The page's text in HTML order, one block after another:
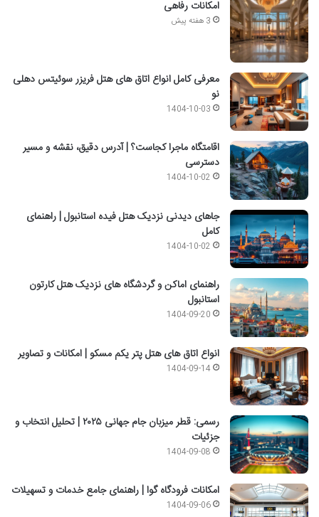
امکانات رفاهی
3 هفته پیش
معرفی کامل انواع اتاق های هتل فریزر سوئیتس دهلی
نو
1404-10-03
اقامتگاه ماجرا کجاست؟ | آدرس دقیق، نقشه و مسیر
دسترسی
1404-10-02
جاهای دیدنی نزدیک هتل فیده استانبول | راهنمای
کامل
1404-10-02
راهنمای اماکن و گردشگاه های نزدیک هتل کارتون
استانبول
1404-09-20
انواع اتاق های هتل پتر یکم مسکو | امکانات و تصاویر
1404-09-14
رسمی: قطر میزبان جام جهانی ۲۰۲۵ | تحلیل انتخاب و
جزئیات
1404-09-08
امکانات فرودگاه گوا | راهنمای جامع خدمات و تسهیلات
1404-09-06